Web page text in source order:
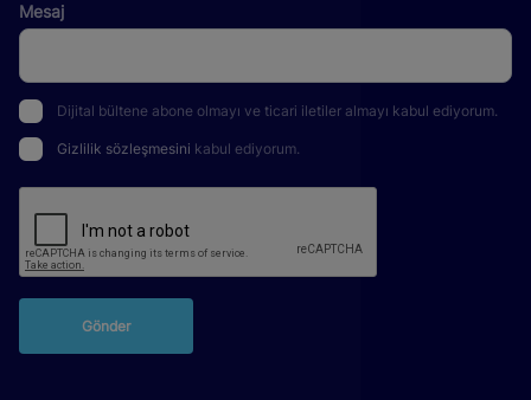
Mesaj
Dijital bültene abone olmayı ve ticari iletiler almayı kabul ediyorum.
Gizlilik sözleşmesini kabul ediyorum.
Gönder